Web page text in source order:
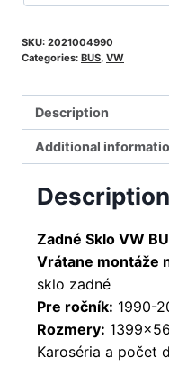
SKU: 2021004990
Categories: BUS VW
Description
Additional
Description
Zadné Sklo VW
Vrátane montáže
sklo zadné
Pre ročník: 1990-
Rozmery:
Karoséria a počet